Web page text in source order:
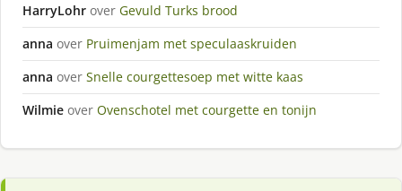
HarryLohr over Gevuld Turks brood
anna over Pruimenjam met speculaaskruiden
anna over Snelle courgettesoep met witte kaas
Wilmie over Ovenschotel met courgette en tonijn